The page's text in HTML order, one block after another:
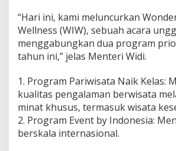
“Hari ini, kami meluncurkan
Wellness (WIW), sebuah acara
menggabungkan dua program
tahun ini,” jelas Menteri Widi.
1. Program Pariwisata Naik Kelas:
kualitas pengalaman berwisata
minat khusus, termasuk wisata
2. Program Event by Indonesia:
berskala internasional.